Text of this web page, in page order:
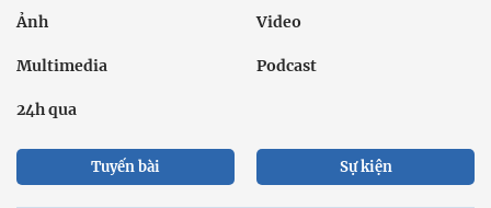
Ảnh Video
Multimedia Podcast
24h qua
Tuyến bài Sự kiện